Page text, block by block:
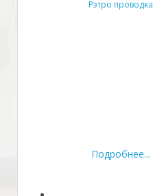
Рэтро проводка
Подробнее...